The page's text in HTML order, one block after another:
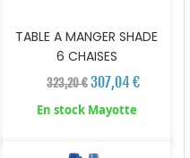
TABLE A MANGER SHADE
6 CHAISES
323,20 €307,04 €
En stock Mayotte